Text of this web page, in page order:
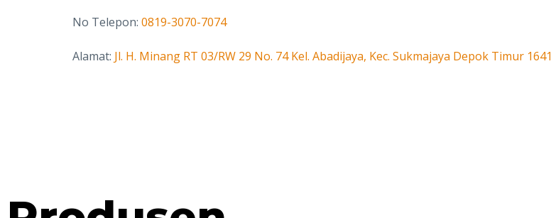
No Telepon: 0819-3070-7074
Alamat: Jl. H. Minang RT 03/RW 29 No. 74 Kel. Abadijaya, Kec. Sukmajaya Depok Timur